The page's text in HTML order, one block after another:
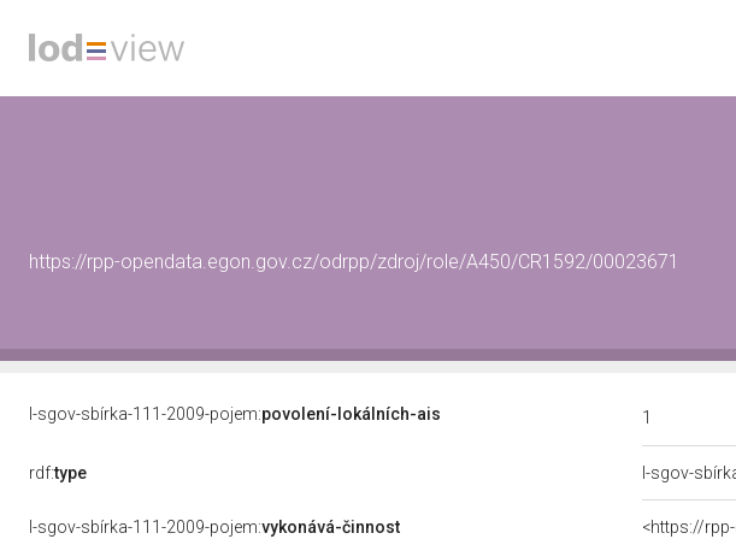
https://rpp-opendata.egon.gov.cz/odrpp/zdroj/role/A450/CR1592/00023671
l-sgov-sbírka-111-2009-pojem:povolení-lokálních-ais 1
rdf:type l-sgov-
l-sgov-sbírka-111-2009-pojem:vykonává-činnost <https://